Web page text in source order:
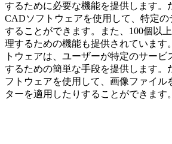
するために必要な機能を提供します。
CADソフトウェアを使用して、特定
することができます。また、100個以
理するための機能も提供されています
トウェアは、ユーザーが特定のサービ
するための簡単な手段を提供します。
フトウェアを使用して、画像ファイル
ターを適用したりすることができます。